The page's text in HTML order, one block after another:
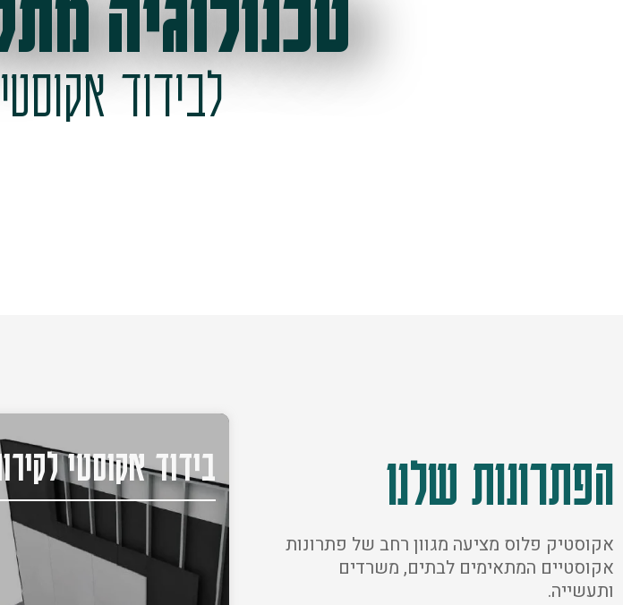
טכנולוגיה
לבידוד אקוסטי
הפתרונות שלנו
אקוסטיק פלוס מציעה מגוון רחב של פתרונות
אקוסטיים המתאימים לבתים, משרדים
ותעשייה.
בידוד אקוסטי